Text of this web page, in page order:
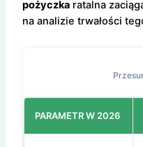
pożyczkaratalna
na analizie trwałości
PARAMETR W 2026